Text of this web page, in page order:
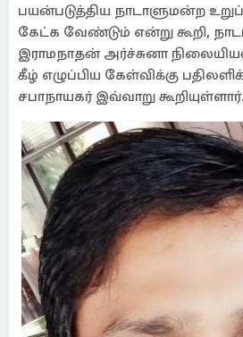
பயன்படுத்திய நாடாளுமன்ற
கேட்க வேண்டும் என்று கூறி,
இராமநாதன் அர்ச்சுனா
கீழ் எழுப்பிய கேள்விக்கு
சபாநாயகர் இவ்வாறு கூறியுள்ளார்.